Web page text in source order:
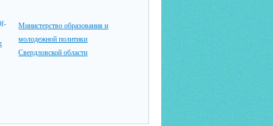
Министерство образования и
молодежной политики
Свердловской области